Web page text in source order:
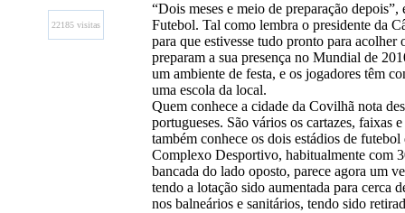
22185 visitas
“Dois meses e meio de preparação
Futebol. Tal como lembra o presidente da
para que estivesse tudo pronto para
preparam a sua presença no Mundial de
um ambiente de festa, e os jogadores têm
uma escola da local.
Quem conhece a cidade da Covilhã nota
portugueses. São vários os cartazes, faixas
também conhece os dois estádios de
Complexo Desportivo, habitualmente com
bancada do lado oposto, parece agora um
tendo a lotação sido aumentada para cerca
nos balneários e sanitários, tendo sido